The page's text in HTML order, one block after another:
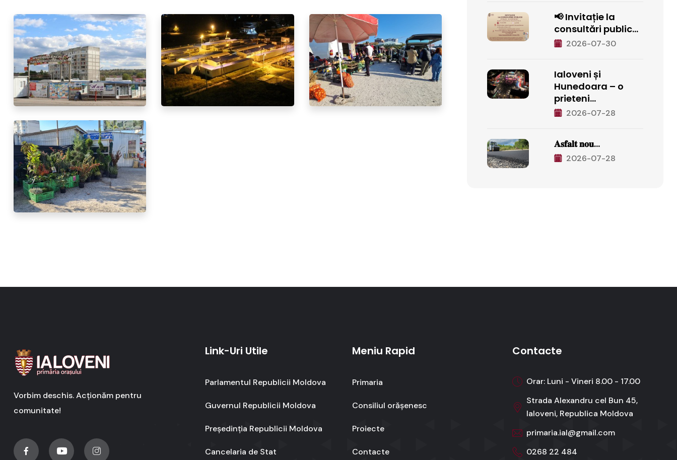
📢 Invitație la
consultări public...
2026-07-30
Ialoveni și
Hunedoara – o
prieteni...
2026-07-28
𝐀𝐬𝐟𝐚𝐥𝐭 𝐧𝐨𝐮...
2026-07-28
Vorbim deschis. Acționăm pentru
comunitate!
Link-Uri Utile
Parlamentul Republicii Moldova
Guvernul Republicii Moldova
Președinția Republicii Moldova
Cancelaria de Stat
Meniu Rapid
Primaria
Consiliul orășenesc
Proiecte
Contacte
Contacte
Orar: Luni - Vineri 8.00 - 17.00
Strada Alexandru cel Bun 45,
Ialoveni, Republica Moldova
primaria.ial@gmail.com
0268 22 484